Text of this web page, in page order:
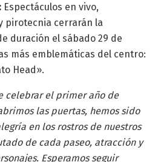
Espectáculos en vivo,
pirotecnia cerrarán la
duración el sábado 29 de
más emblemáticas del centro:
Head».
celebrar el primer año de
las puertas, hemos sido
en los rostros de nuestros
de cada paseo, atracción y
Esperamos seguir